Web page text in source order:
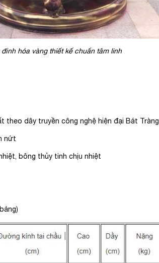
đỉnh hóa vàng thiết kế chuẩn tâm linh
theo dây truyền công nghệ hiện đại Bát Tràng
nứt
bông thủy tinh chịu nhiệt